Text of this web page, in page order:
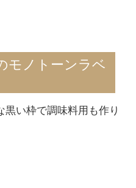
モノトーンラベ
い枠で調味料用も作り